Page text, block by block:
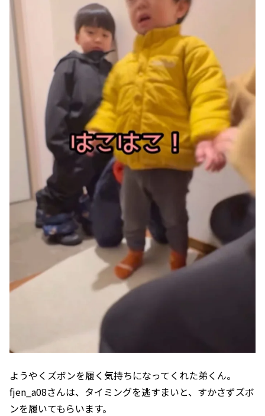
ようやくズボンを履く気持ちになってくれた弟くん。
fjen_a08さんは、タイミングを逃すまいと、すかさずズボ
ンを履いてもらいます。